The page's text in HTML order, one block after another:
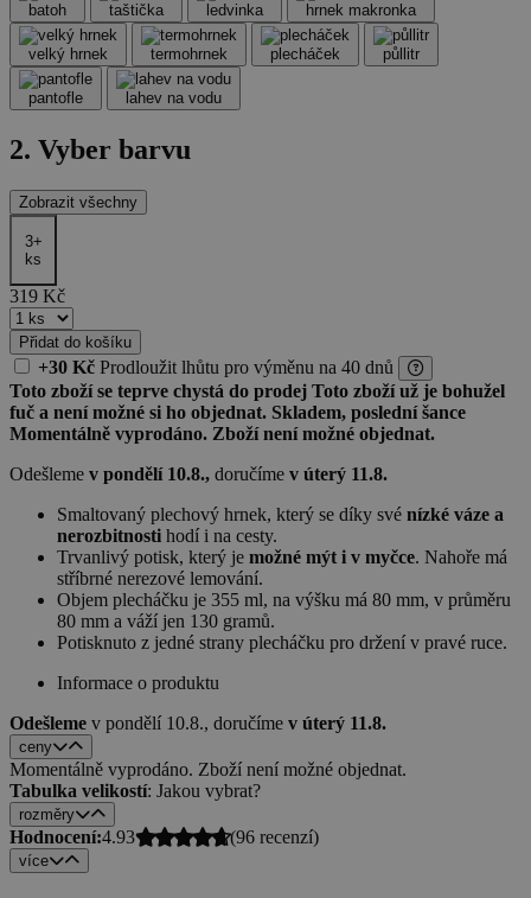
batoh taštička ledvinka hrnek makronka
velký hrnek termohrnek plecháček půllitr
pantofle lahev na vodu
2. Vyber barvu
Zobrazit všechny
3+
ks
319 Kč
Přidat do košíku
+30 Kč Prodloužit lhůtu pro výměnu na 40 dnů
Toto zboží se teprve chystá do prodej Toto zboží už je bohužel
fuč a není možné si ho objednat. Skladem, poslední šance
Momentálně vyprodáno. Zboží není možné objednat.
Odešleme v pondělí 10.8., doručíme v úterý 11.8.
Smaltovaný plechový hrnek, který se díky své nízké váze a
nerozbitnosti hodí i na cesty.
Trvanlivý potisk, který je možné mýt i v myčce. Nahoře má
stříbrné nerezové lemování.
Objem plecháčku je 355 ml, na výšku má 80 mm, v průměru
80 mm a váží jen 130 gramů.
Potisknuto z jedné strany plecháčku pro držení v pravé ruce.
Informace o produktu
Odešleme v pondělí 10.8., doručíme v úterý 11.8.
ceny
Momentálně vyprodáno. Zboží není možné objednat.
Tabulka velikostí: Jakou vybrat?
rozměry
Hodnocení:4.93 (96 recenzí)
více